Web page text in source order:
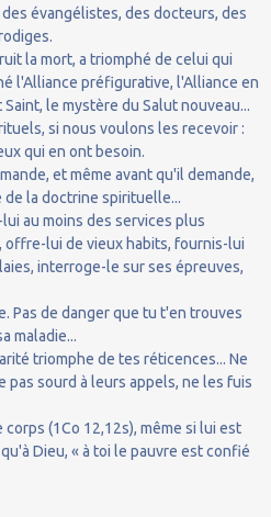
évangélistes, des docteurs, des
la mort, a triomphé de celui qui
l'Alliance préfigurative, l'Alliance en
le mystère du Salut nouveau...
si nous voulons les recevoir :
qui en ont besoin.
et même avant qu'il demande,
la doctrine spirituelle...
au moins des services plus
offre-lui de vieux habits, fournis-lui
interroge-le sur ses épreuves,
Pas de danger que tu t'en trouves
maladie...
triomphe de tes réticences... Ne
pas sourd à leurs appels, ne les fuis
(1Co 12,12s), même si lui est
Dieu, « à toi le pauvre est confié